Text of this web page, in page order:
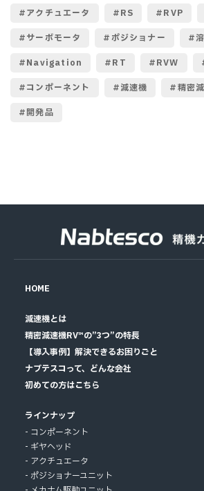
アクチュエータ
RS RVP
サーボモータ
ポジショナー
Navigation
RT RVW
コンポーネント
減速機
精密
開発品
HOME
減速機とは
精密減速機RV™の”3つ”の特長
【導入事例】解決できるお困りごと
ナブテスコって、どんな会社
初めての方はこちら
ラインナップ
コンポーネント
ギヤヘッド
アクチュエータ
ポジショナーユニット